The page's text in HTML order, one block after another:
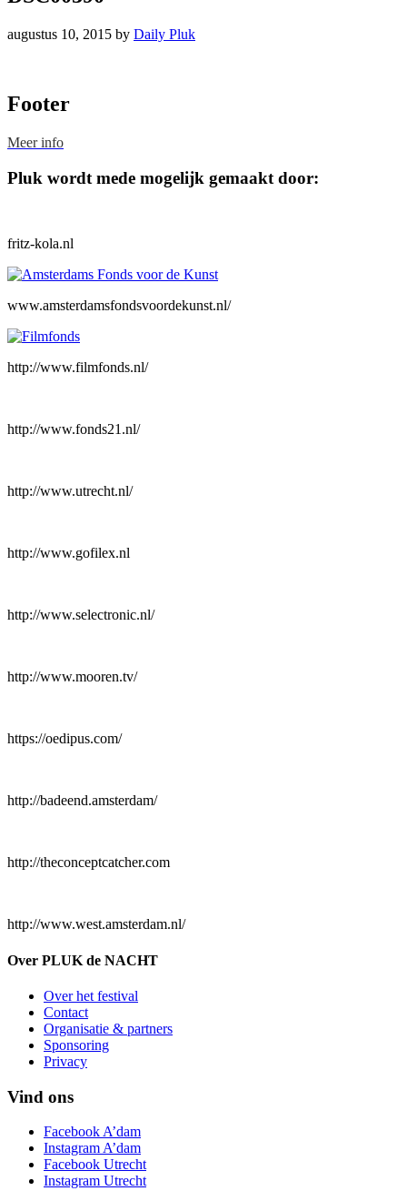
augustus 10, 2015 by Daily Pluk
Footer
Meer info
Pluk wordt mede mogelijk gemaakt door:
fritz-kola.nl
www.amsterdamsfondsvoordekunst.nl/
http://www.filmfonds.nl/
http://www.fonds21.nl/
http://www.utrecht.nl/
http://www.gofilex.nl
http://www.selectronic.nl/
http://www.mooren.tv/
https://oedipus.com/
http://badeend.amsterdam/
http://theconceptcatcher.com
http://www.west.amsterdam.nl/
Over PLUK de NACHT
Over het festival
Contact
Organisatie & partners
Sponsoring
Privacy
Vind ons
Facebook A’dam
Instagram A’dam
Facebook Utrecht
Instagram Utrecht